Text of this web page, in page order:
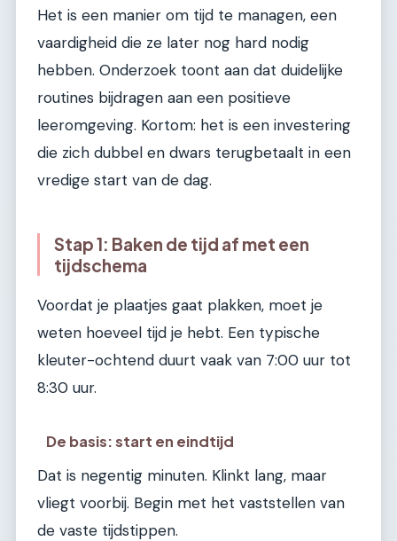
Het is een manier om tijd te managen, een
vaardigheid die ze later nog hard nodig
hebben. Onderzoek toont aan dat duidelijke
routines bijdragen aan een positieve
leeromgeving. Kortom: het is een investering
die zich dubbel en dwars terugbetaalt in een
vredige start van de dag.
Stap 1: Baken de tijd af met een
tijdschema
Voordat je plaatjes gaat plakken, moet je
weten hoeveel tijd je hebt. Een typische
kleuter-ochtend duurt vaak van 7:00 uur tot
8:30 uur.
De basis: start en eindtijd
Dat is negentig minuten. Klinkt lang, maar
vliegt voorbij. Begin met het vaststellen van
de vaste tijdstippen.